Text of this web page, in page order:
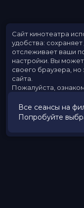
Все сеансы на
Попробуйте
Сайт кинотеатра
удобства:
отслеживает ваши
настройки. Вы
своего браузера, но
сайта.
Пожалуйста,